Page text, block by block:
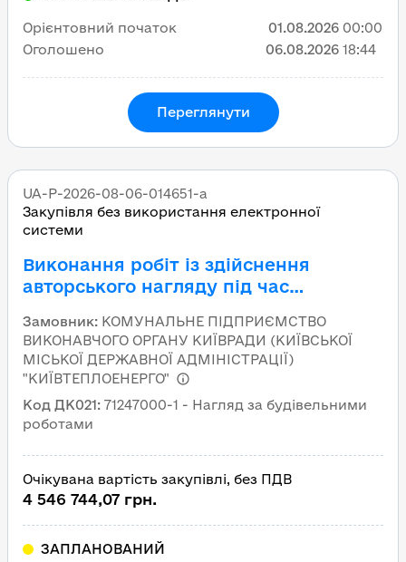
Орієнтовний початок 01.08.2026 00:00
Оголошено
06.08.2026 18:44
Переглянути
UA-P-2026-08-06-014651-a
Закупівля без використання електронної
системи
Виконання робіт із здійснення
авторського нагляду під час
перетинки від *** (6 пусковий
комплекс)
Замовник: КОМУНАЛЬНЕ ПІДПРИЄМСТВО
ВИКОНАВЧОГО ОРГАНУ КИЇВРАДИ (КИЇВСЬКОЇ
МІСЬКОЇ ДЕРЖАВНОЇ АДМІНІСТРАЦІЇ)
"КИЇВТЕПЛОЕНЕРГО"
Код ДК021: 71247000-1 - Нагляд за будівельними
роботами
Очікувана вартість закупівлі, без ПДВ
4 546 744,07 грн.
ЗАПЛАНОВАНИЙ